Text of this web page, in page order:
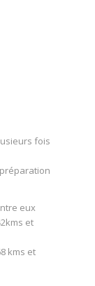
fois
eux
et
kms et